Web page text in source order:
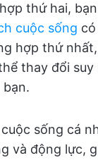
thứ hai,
cuộc sống
hợp thứ
thay đổi
bạn.
sống cá
và động lực,